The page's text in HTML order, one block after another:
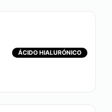
ÁCIDO HIALURÓNICO